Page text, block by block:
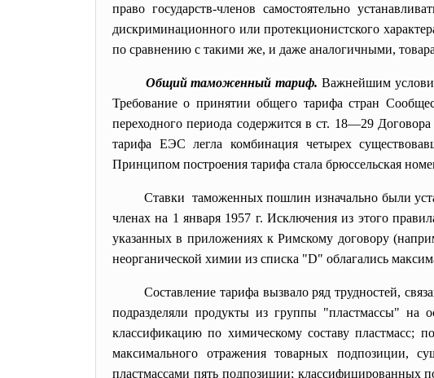
право государств-членов самостоятельно
дискриминационного или протекционистского
по сравнению с такими же, и даже аналогичными,
Общий таможенный тариф. Важнейшим
Требование о принятии общего тарифа стран
переходного периода содержится в ст. 18—29
тарифа ЕЭС легла комбинация четырех
Принципом построения тарифа стала брюссельская
Ставки таможенных пошлин изначально были
членах на 1 января 1957 г. Исключения из этого
указанных в приложениях к Римскому договору
неорганической химии из списка "D" облагались
Составление тарифа вызвало ряд трудностей,
подразделяли продукты из группы "пластмассы" на
классификацию по химическому составу пластмасс;
максимального отражения товарных подпозиции,
пластмассами пять подпозиции; классифицированных